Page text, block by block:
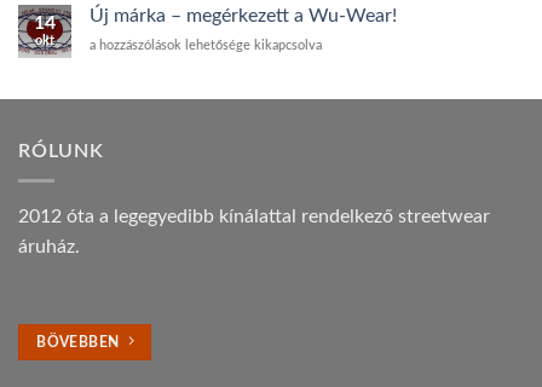
szagos
érkeztek
öngyújtók
Psychostore
14
okt
Új márka – megérkezett a Wu-Wear!
Új
Wu-
a hozzászólások lehetősége kikapcsolva
RÓLUNK
2012 óta a legegyedibb kínálattal rendelkező streetwear
áruház.
BÖVEBBEN